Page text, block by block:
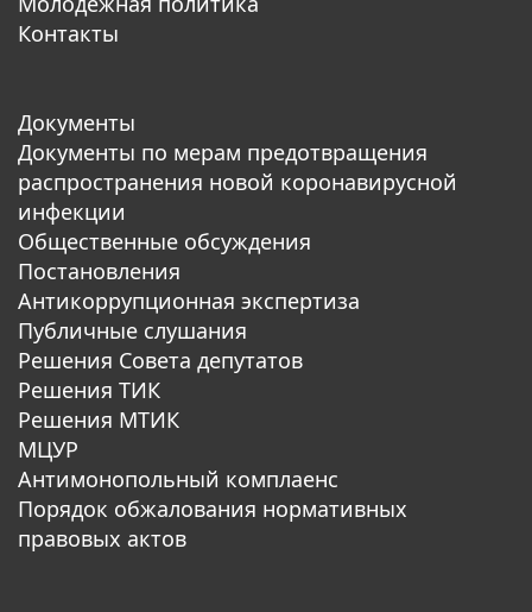
Контакты
Документы
Документы по мерам предотвращения
распространения новой коронавирусной
инфекции
Общественные обсуждения
Постановления
Антикоррупционная экспертиза
Публичные слушания
Решения Совета депутатов
Решения ТИК
Решения МТИК
МЦУР
Антимонопольный комплаенс
Порядок обжалования нормативных
правовых актов